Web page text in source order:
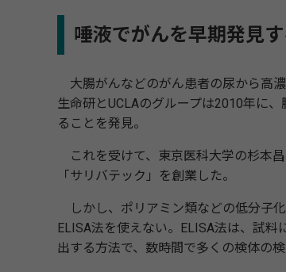
唾液でがんを早期発見
大腸がんなどのがん患者の尿から高
生命研とUCLAのグループは2010年に
ることを発見。
これを受けて、東京医科大学の杉本
「サリバテック」を創業した。
しかし、ポリアミン類などの低分子
ELISA法を使えない。ELISA法は、試
出する方法で、数時間で多くの検体の検